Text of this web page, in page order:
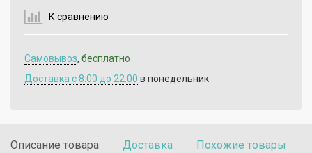
К сравнению
Самовывоз, бесплатно
Доставка c 8:00 до 22:00 в понедельник
Описание товара Доставка Похожие товары